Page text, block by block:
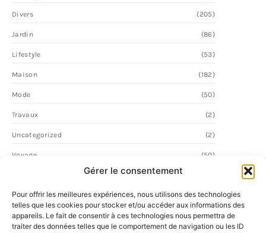
Gérer le consentement
Pour offrir les meilleures expériences, nous utilisons des technologies
telles que les cookies pour stocker et/ou accéder aux informations des
appareils. Le fait de consentir à ces technologies nous permettra de
traiter des données telles que le comportement de navigation ou les ID
Divers (205)
Jardin (86)
Lifestyle (53)
Maison (182)
Mode (50)
Travaux (2)
Uncategorized (2)
Voyage (50)